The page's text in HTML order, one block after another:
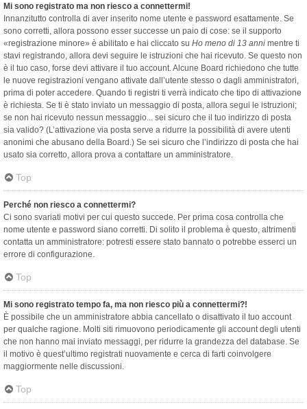
Mi sono registrato ma non riesco a connettermi!
Innanzitutto controlla di aver inserito nome utente e password esattamente. Se
sono corretti, allora possono esser successe un paio di cose: se il supporto
«registrazione minore» è abilitato e hai cliccato su Ho meno di 13 anni mentre ti
stavi registrando, allora devi seguire le istruzioni che hai ricevuto. Se questo non
è il tuo caso, forse devi attivare il tuo account. Alcune Board richiedono che tutte
le nuove registrazioni vengano attivate dall’utente stesso o dagli amministratori,
prima di poter accedere. Quando ti registri ti verrà indicato che tipo di attivazione
è richiesta. Se ti è stato inviato un messaggio di posta, allora segui le istruzioni;
se non hai ricevuto nessun messaggio... sei sicuro che il tuo indirizzo di posta
sia valido? (L’attivazione via posta serve a ridurre la possibilità di avere utenti
anonimi che abusano della Board.) Se sei sicuro che l’indirizzo di posta che hai
usato sia corretto, allora prova a contattare un amministratore.
Top
Perché non riesco a connettermi?
Ci sono svariati motivi per cui questo succede. Per prima cosa controlla che
nome utente e password siano corretti. Di solito il problema è questo, altrimenti
contatta un amministratore: potresti essere stato bannato o potrebbe esserci un
errore di configurazione.
Top
Mi sono registrato tempo fa, ma non riesco più a connettermi?!
È possibile che un amministratore abbia cancellato o disattivato il tuo account
per qualche ragione. Molti siti rimuovono periodicamente gli account degli utenti
che non hanno mai inviato messaggi, per ridurre la grandezza del database. Se
il motivo è quest’ultimo registrati nuovamente e cerca di farti coinvolgere
maggiormente nelle discussioni.
Top